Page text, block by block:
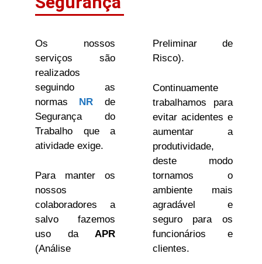
Os nossos
serviços são
realizados
seguindo as
normas
NR
de
Segurança do
Trabalho que a
atividade exige.
Para manter os
nossos
colaboradores a
salvo fazemos
uso da APR
(Análise
Preliminar de
Risco).
Continuamente
trabalhamos para
evitar acidentes e
aumentar a
produtividade,
deste modo
tornamos o
ambiente mais
agradável e
seguro para os
funcionários e
clientes.